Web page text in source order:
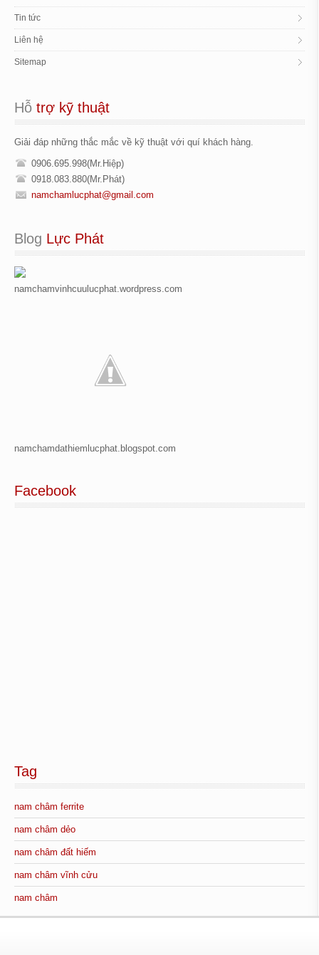
Tin tức
Liên hệ
Sitemap
Hỗ trợ kỹ thuật
Giải đáp những thắc mắc về kỹ thuật với quí khách hàng.
0906.695.998(Mr.Hiệp)
0918.083.880(Mr.Phát)
namchamlucphat@gmail.com
Blog Lực Phát
namchamvinhcuulucphat.wordpress.com
namchamdathiemlucphat.blogspot.com
Facebook
Tag
nam châm ferrite
nam châm dẻo
nam châm đất hiếm
nam châm vĩnh cửu
nam châm